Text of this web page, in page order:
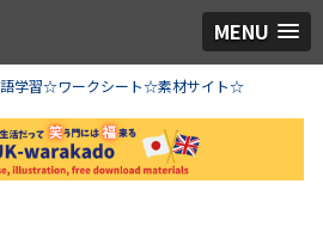
MENU
学習☆ワークシート☆素材サイト☆